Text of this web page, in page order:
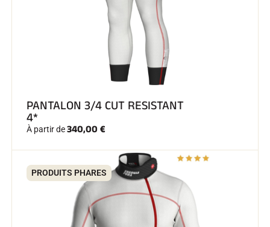
SKI COMPÉTITION
PANTALON 3/4 CUT RESISTANT
4*
À partir de340,00 €
PRODUITS PHARES